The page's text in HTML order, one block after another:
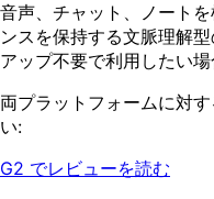
音声、チャット、ノート
ンスを保持する文脈理解
アップ不要で利用したい場
両プラットフォームに対
い:
G2 でレビューを読む